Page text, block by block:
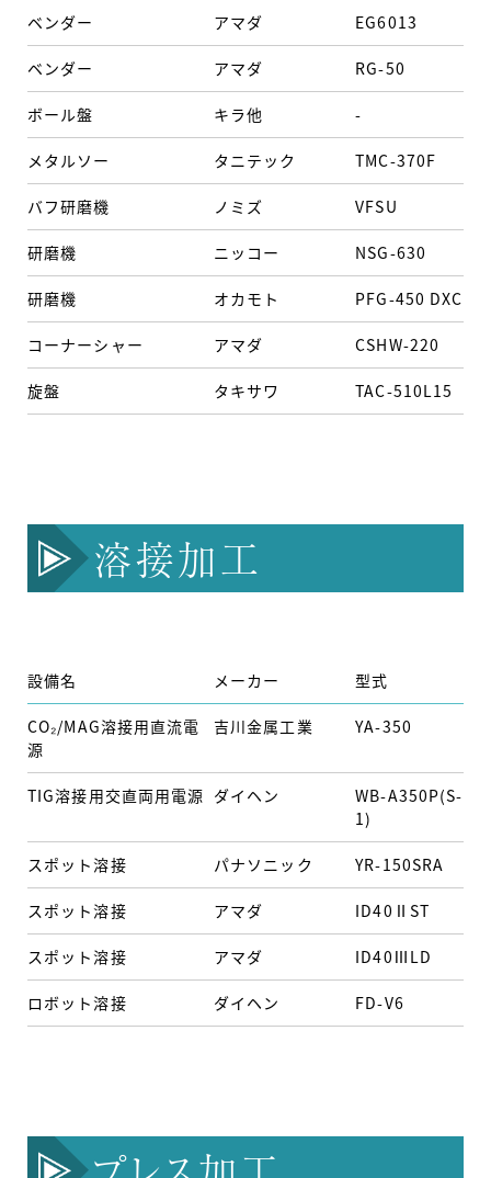
ベンダー アマダ EG6013
ベンダー アマダ RG-50
ボール盤 キラ他 -
メタルソー タニテック TMC-370F
バフ研磨機 ノミズ VFSU
研磨機 ニッコー NSG-630
研磨機 オカモト PFG-450 DXC
コーナーシャー アマダ CSHW-220
旋盤 タキサワ TAC-510L15
溶接加工
設備名 メーカー 型式
CO₂/MAG溶接用直流電
源
吉川金属工業 YA-350
TIG溶接用交直両用電源 ダイヘン
WB-A350P(S-
1)
スポット溶接 パナソニック YR-150SRA
スポット溶接 アマダ ID40ⅡST
スポット溶接 アマダ ID40ⅢLD
ロボット溶接 ダイヘン FD-V6